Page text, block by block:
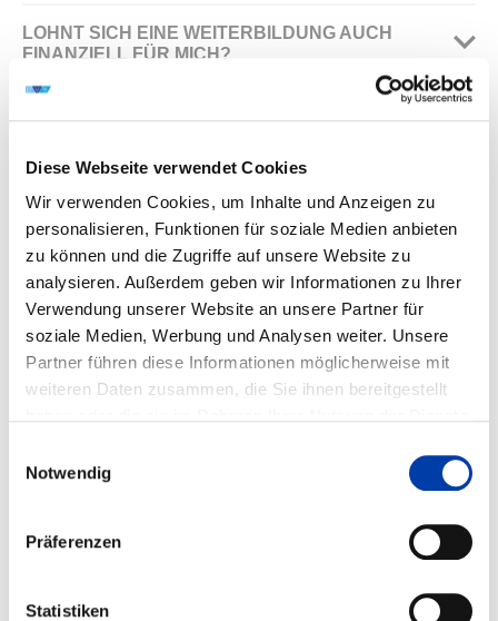
Diese Webseite verwendet Cookies
Wir verwenden Cookies, um Inhalte und Anzeigen zu
personalisieren, Funktionen für soziale Medien anbieten
zu können und die Zugriffe auf unsere Website zu
analysieren. Außerdem geben wir Informationen zu Ihrer
Verwendung unserer Website an unsere Partner für
soziale Medien, Werbung und Analysen weiter. Unsere
Partner führen diese Informationen möglicherweise mit
weiteren Daten zusammen, die Sie ihnen bereitgestellt
Notwendig
Präferenzen
Statistiken
stark von Ihrer persönlichen Lebenssituation ab. Schauen
Bildungsgutschein.
LOHNT SICH EINE WEITERBILDUNG AUCH
FINANZIELL FÜR MICH?
In der Regel bietet eine höhere Qualifikation auch ein
höheres Gehalt.
Kein Problem, werden Sie DVS-Mitglied und die Türen in
unser standardisiertes Richtlinienportal stehen Ihnen
jederzeit offen.
Einsprüche gegen das Ergebnis einer
Zertifizierungsentscheidung und Beschwerden gegen
jegliche Randbedingungen im Bereich der Prüfung und
Zertifizierung sind allen interessierten Kreisen möglich.
Einspruch- und Beschwerde-Formular
IHR SCHLÜSSEL ZUM
SCHWEISSTECHNISCHEN ERFOLG